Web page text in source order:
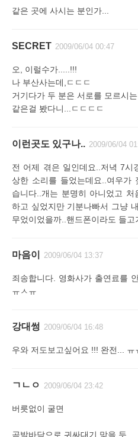
같은 곳에 사시는 분인가...
SECRET 2009/06/04 00:47
오, 이럴수가.....!!!
나 부산사는데,ㄷㄷㄷ
거기다가 두 분은 서로를 모르시
같은걸 봤다니...ㄷㄷㄷㄷ
이런곳도 있구나.. 2009/06/04
전 어제 겪은 일인데요..저녁 7시
상한 소리를 들었는데요..여우가
습니다..개는 분명히 아니었고 처
하고 싶었지만 기분나빠서 그냥
무었이었을까..핸드폰이라도 들고
마음이 2009/06/04 13:37
죄송합니다. 영화사가 출연료를
ㅠㅅㅠ
강대썽 2009/06/04 16:48
우와 저도보고싶어요 !!! 완전... ㅠ
ㄱㄴㅇ 2009/06/04 23:42
버릇없이 굴면
곰발바닥으로 귀싸대기 맞을 듯